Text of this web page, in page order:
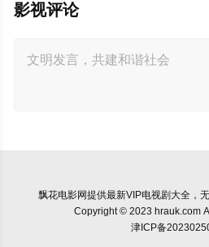
影视评论
飘花电影网提供最新VIP电视剧大全，
Copyright © 2023 hrauk.com
津ICP备